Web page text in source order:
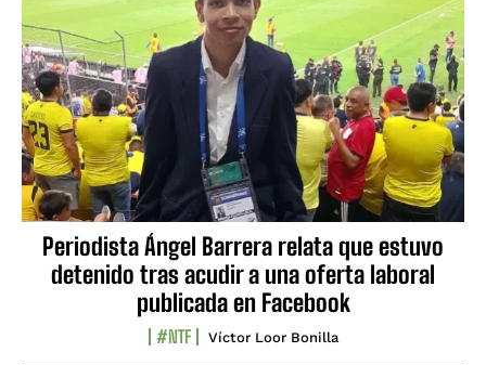
Periodista Ángel Barrera relata que estuvo
detenido tras acudir a una oferta laboral
publicada en Facebook
#NTF Víctor Loor Bonilla